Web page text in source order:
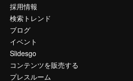
採用情報
検索トレンド
ブログ
イベント
Slidesgo
コンテンツを販売する
プレスルーム